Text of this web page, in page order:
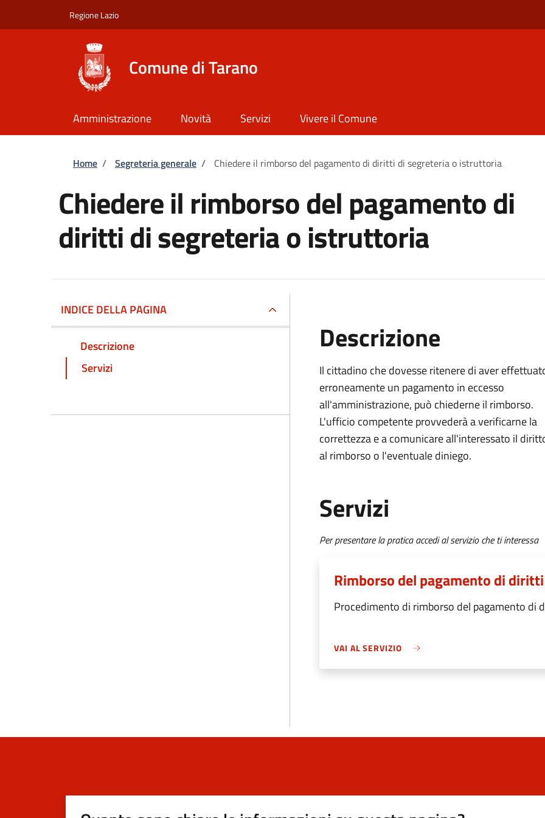
Regione Lazio
Comune di Tarano
Amministrazione Novità Servizi Vivere il Comune
Briciole di pane
Home / Segreteria generale / Chiedere il rimborso del pagamento di diritti di segreteria o istruttoria
Chiedere il rimborso del pagamento di
diritti di segreteria o istruttoria
INDICE DELLA PAGINA
Descrizione
Servizi
Descrizione
Il cittadino che dovesse ritenere di aver
erroneamente un pagamento in eccesso
all'amministrazione, può chiederne il rimborso.
L'ufficio competente provvederà a verificarne la
correttezza e a comunicare all'interessato il
al rimborso o l'eventuale diniego.
Servizi
Per presentare la pratica accedi al servizio che ti interessa
Rimborso del pagamento di
Procedimento di rimborso del pagamento di
VAI AL SERVIZIO